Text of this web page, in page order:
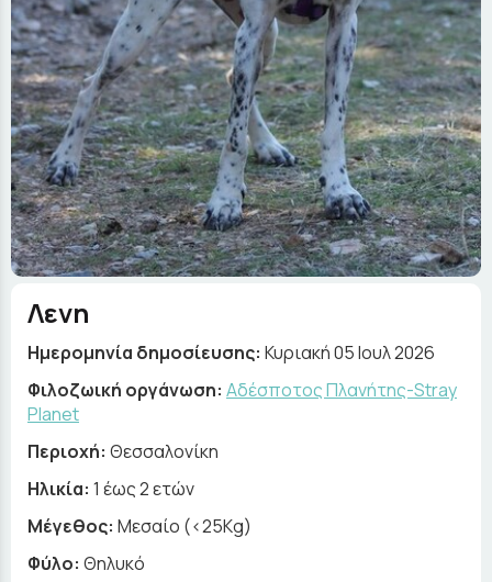
Λενη
Ημερομηνία δημοσίευσης: Κυριακή 05 Ιουλ 2026
Φιλοζωική οργάνωση: Αδέσποτος Πλανήτης-Stray
Planet
Περιοχή: Θεσσαλονίκη
Ηλικία: 1 έως 2 ετών
Μέγεθος: Μεσαίο (<25Kg)
Φύλο: Θηλυκό